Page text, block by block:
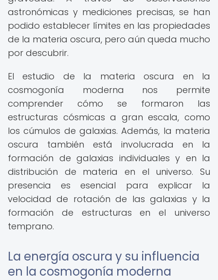
astronómicas y mediciones precisas, se han
podido establecer límites en las propiedades
de la materia oscura, pero aún queda mucho
por descubrir.
El estudio de la materia oscura en la
cosmogonía moderna nos permite
comprender cómo se formaron las
estructuras cósmicas a gran escala, como
los cúmulos de galaxias. Además, la materia
oscura también está involucrada en la
formación de galaxias individuales y en la
distribución de materia en el universo. Su
presencia es esencial para explicar la
velocidad de rotación de las galaxias y la
formación de estructuras en el universo
temprano.
La energía oscura y su influencia
en la cosmogonía moderna